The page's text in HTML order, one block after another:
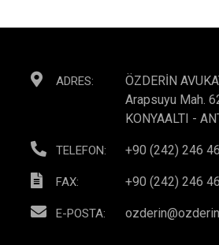
ADRES:
ÖZDERİN
Arapsuyu Mah.
KONYAALTI -
TELEFON: +90 (242) 246
FAX: +90 (242) 246
E-POSTA: